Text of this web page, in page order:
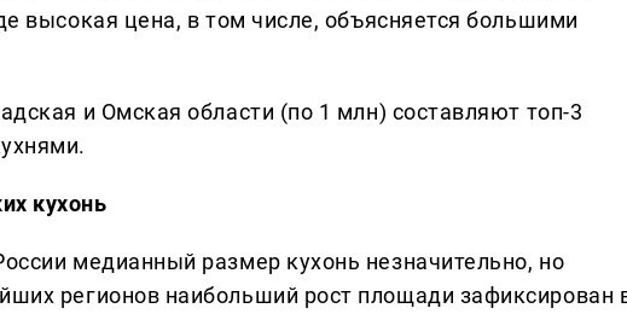
высокая цена, в том числе, объясняется большими
и Омская области (по 1 млн) составляют топ-3
кухонь
медианный размер кухонь незначительно, но
регионов наибольший рост площади зафиксирован